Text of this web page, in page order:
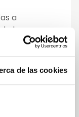
de las cookies
a
la
producto
al
dirigidas al